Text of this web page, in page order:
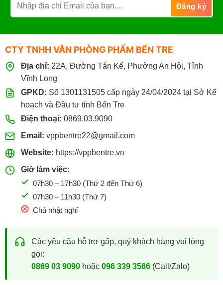
CTY TNHH VĂN PHÒNG PHẨM BẾN TRE
Địa chỉ: 22A, Đường Tán Kế, Phường An Hội, Tỉnh
Vĩnh Long
GPKD: Số 1301131505 cấp ngày 24/04/2024 tại Sở Kế
hoạch và Đầu tư tỉnh Bến Tre
Điện thoại: 0869.03.9090
Email: vppbentre22@gmail.com
Website: https://vppbentre.vn
Giờ làm việc:
07h30 – 17h30 (Thứ 2 đến Thứ 6)
07h30 – 11h30 (Thứ 7)
Chủ nhật nghỉ
Các yêu cầu hỗ trợ gấp, quý khách hàng vui lòng
gọi:
0869 03 9090hoặc 096 339 3566(Call/Zalo)